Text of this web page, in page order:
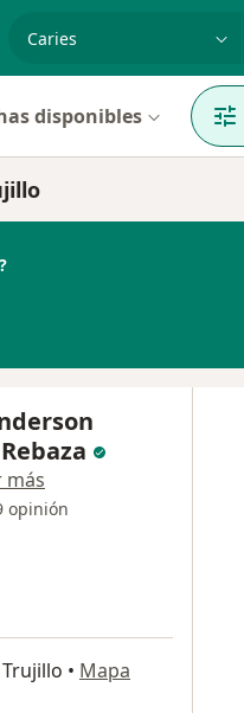
disponibles
más
opinión
• Mapa